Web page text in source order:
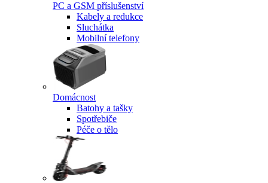
PC a GSM příslušenství
Kabely a redukce
Sluchátka
Mobilní telefony
Domácnost
Batohy a tašky
Spotřebiče
Péče o tělo